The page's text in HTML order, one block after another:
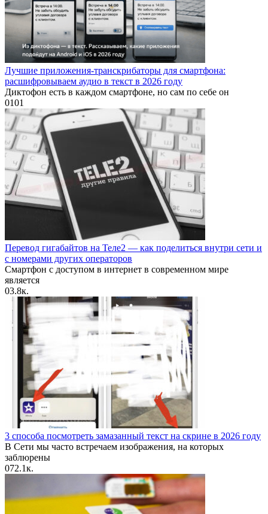
Лучшие приложения-транскрибаторы для смартфона:
расшифровываем аудио в текст в 2026 году
Диктофон есть в каждом смартфоне, но сам по себе он
0101
Перевод гигабайтов на Теле2 — как поделиться внутри сети и
с номерами других операторов
Смартфон с доступом в интернет в современном мире
является
03.8к.
3 способа посмотреть замазанный текст на скрине в 2026 году
В Сети мы часто встречаем изображения, на которых
заблюрены
072.1к.